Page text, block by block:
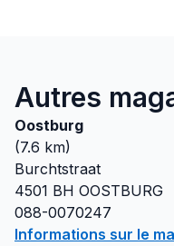
Autres
Oostburg
(7.6 km)
Burchtstraat
4501 BH OOSTBURG
088-0070247
Informations sur le